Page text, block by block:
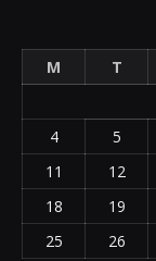
M
T
4
5
11
12
18
19
25
26